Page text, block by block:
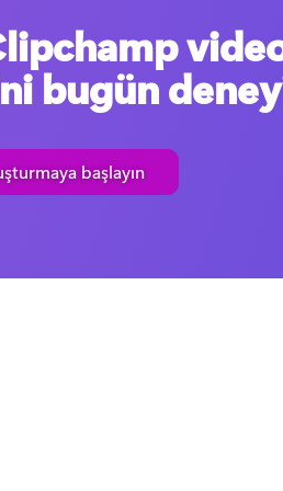
bugün
başlayın